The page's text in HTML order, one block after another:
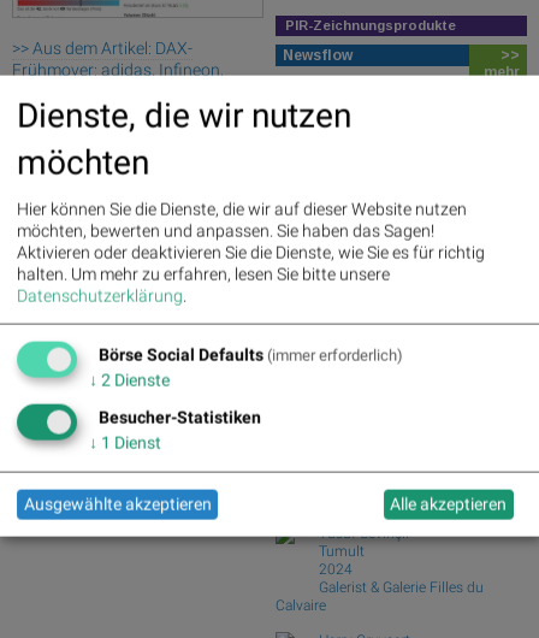
>> Aus dem Artikel: DAX-
Frühmover: adidas, Infineon,
Medical Care, Symrise, Siemens,
Bayer, E.ON und DAIMLER TRUCK
HLD...
Palfinger : 1.32%
voestalpine : 0.23%» Details
CA Immo : 0.21%» Details
Uniqa : 0.05%» Details
DO&CO : 0.00%» Details
Erste Group : -1.19%
Bawag : -1.34%» Details
Strabag : -1.56%» Details
AT&S : -2.23%
» Details
Österreichische Post : -4.48%
Details
PIR-Zeichnungsprodukte
Newsflow
>>
mehr
(Christian Drastil)
Fear of missing out bei wikifolio
07.08.26: Alpha...
wikifolio Champion per ..: Simon Weishar
Börse Social Club Board
>>
Books
Yusuf Sevinçli
Tumult
2024
Galerist & Galerie Filles du
Calvaire
Dienste, die wir nutzen
möchten
Hier können Sie die Dienste, die wir auf dieser Website nutzen
möchten, bewerten und anpassen. Sie haben das Sagen!
Aktivieren oder deaktivieren Sie die Dienste, wie Sie es für richtig
halten. Um mehr zu erfahren, lesen Sie bitte unsere
Datenschutzerklärung.
Börse Social Defaults (immer erforderlich)
↓ 2 Dienste
Besucher-Statistiken
↓ 1 Dienst
Ausgewählte akzeptieren Alle akzeptieren